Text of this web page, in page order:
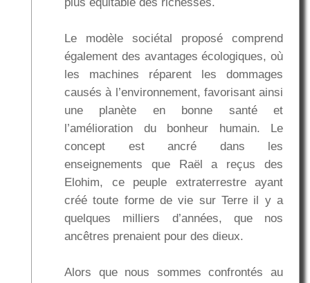
Le modèle sociétal proposé comprend
également des avantages écologiques, où
les machines réparent les dommages
causés à l’environnement, favorisant ainsi
une planète en bonne santé et
l’amélioration du bonheur humain. Le
concept est ancré dans les
enseignements que Raël a reçus des
Elohim, ce peuple extraterrestre ayant
créé toute forme de vie sur Terre il y a
quelques milliers d’années, que nos
ancêtres prenaient pour des dieux.
Alors que nous sommes confrontés au